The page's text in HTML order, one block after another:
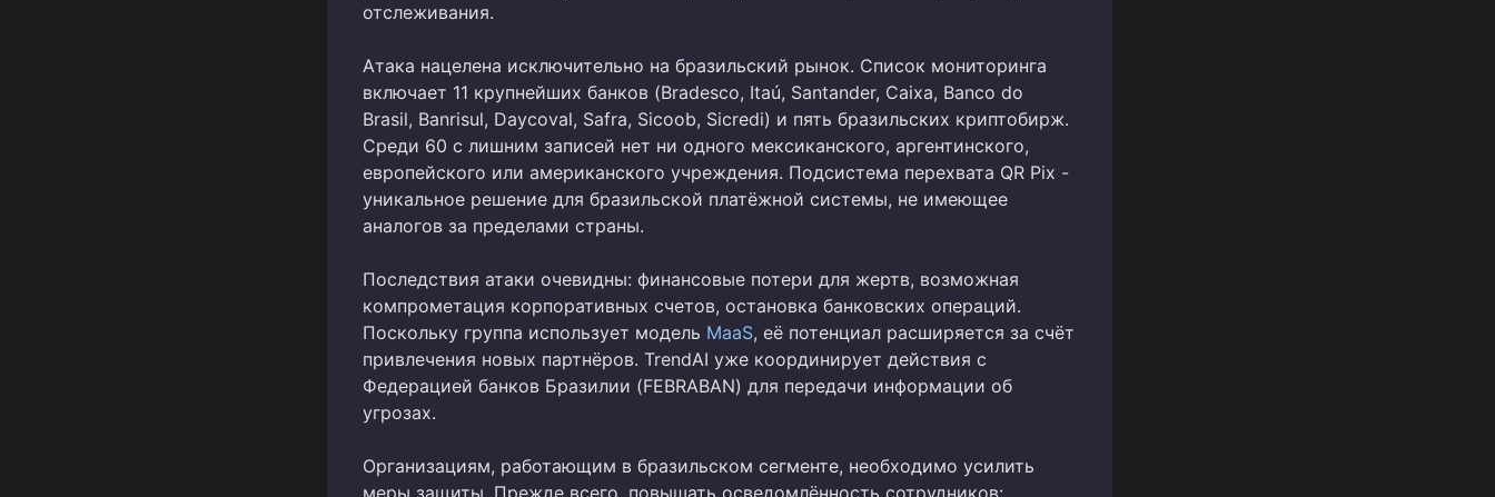
отслеживания.
Атака нацелена исключительно на бразильский рынок. Список мониторинга
включает 11 крупнейших банков (Bradesco, Itaú, Santander, Caixa, Banco do
Brasil, Banrisul, Daycoval, Safra, Sicoob, Sicredi) и пять бразильских криптобирж.
Среди 60 с лишним записей нет ни одного мексиканского, аргентинского,
европейского или американского учреждения. Подсистема перехвата QR Pix -
уникальное решение для бразильской платёжной системы, не имеющее
аналогов за пределами страны.
Последствия атаки очевидны: финансовые потери для жертв, возможная
компрометация корпоративных счетов, остановка банковских операций.
Поскольку группа использует модель MaaS, её потенциал расширяется за счёт
привлечения новых партнёров. TrendAI уже координирует действия с
Федерацией банков Бразилии (FEBRABAN) для передачи информации об
угрозах.
Организациям, работающим в бразильском сегменте, необходимо усилить